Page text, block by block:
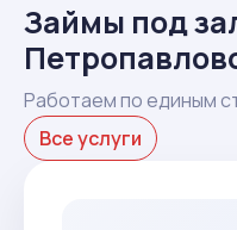
Займы под
Работаем по единым
Все услуги